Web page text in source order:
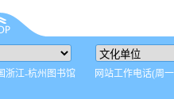
-杭州图书馆 网站工作电话(周一